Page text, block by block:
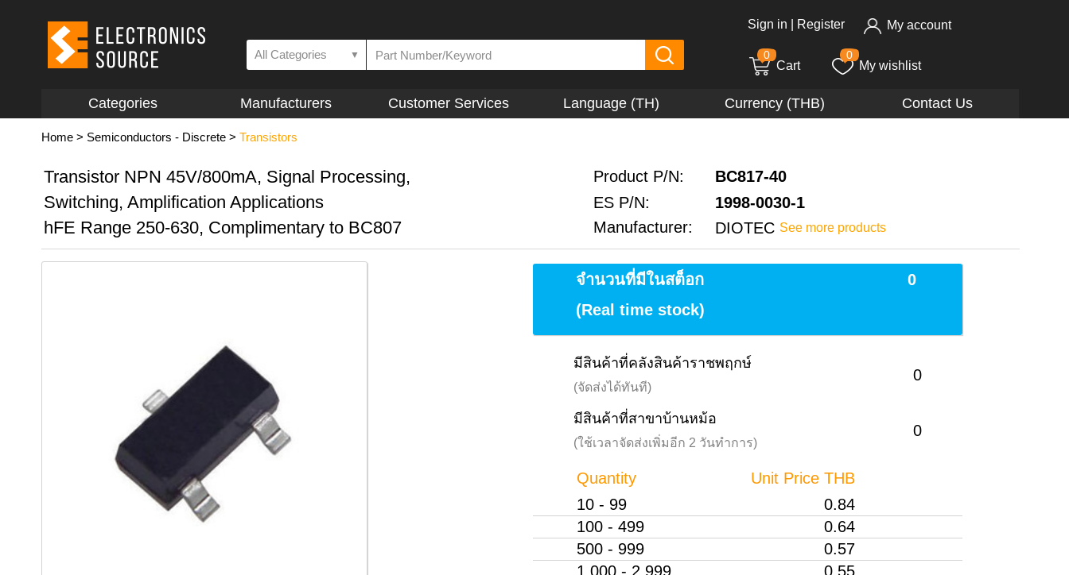
All Categories ▼
Sign in Register My account
0
Cart
0
My wishlist
Categories Manufacturers Customer Services Language (TH) Currency (THB) Contact Us
Home > Semiconductors - Discrete > Transistors
Transistor NPN 45V/800mA, Signal Processing, Product P/N: BC817-40
Switching, Amplification Applications ES P/N: 1998-0030-1
hFE Range 250-630, Complimentary to BC807 Manufacturer: DIOTEC See more products
จำนวนที่มีในสต็อก
0
(Real time stock)
มีสินค้าที่คลังสินค้าราชพฤกษ์
(จัดส่งได้ทันที)
0
มีสินค้าที่สาขาบ้านหม้อ
(ใช้เวลาจัดส่งเพิ่มอีก 2 วันทำการ)
0
Quantity
Unit Price THB
10 - 99
0.84
100 - 499
0.64
500 - 999
0.57
1,000 - 2,999
0.55